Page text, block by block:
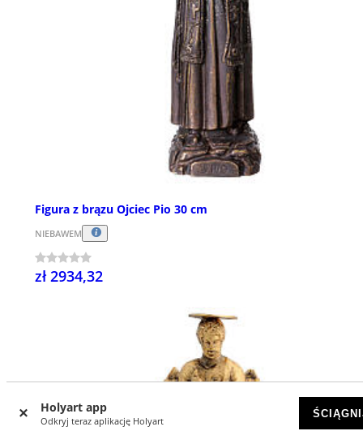
Holyart app
Odkryj teraz aplikację Holyart
Figura z brązu Ojciec Pio 30 cm
NIEBAWEM
zł 2934,32